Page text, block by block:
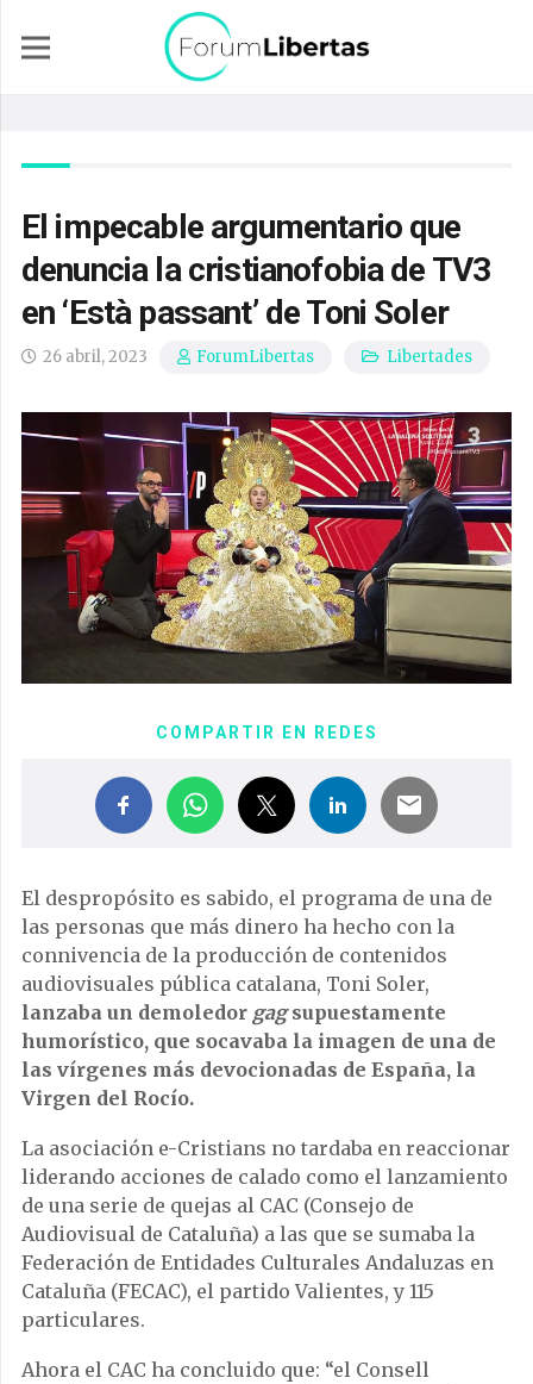
El impecable argumentario que
denuncia la cristianofobia de TV3
en ‘Està passant’ de Toni Soler
26 abril, 2023 ForumLibertas Libertades
COMPARTIR EN REDES
El despropósito es sabido, el programa de una de
las personas que más dinero ha hecho con la
connivencia de la producción de contenidos
audiovisuales pública catalana, Toni Soler,
lanzaba un demoledor gagsupuestamente
humorístico, que socavaba la imagen de una de
las vírgenes más devocionadas de España, la
Virgen del Rocío.
La asociación e-Cristians no tardaba en reaccionar
liderando acciones de calado como el lanzamiento
de una serie de quejas al CAC (Consejo de
Audiovisual de Cataluña) a las que se sumaba la
Federación de Entidades Culturales Andaluzas en
Cataluña (FECAC), el partido Valientes, y 115
particulares.
Ahora el CAC ha concluido que: “el Consell